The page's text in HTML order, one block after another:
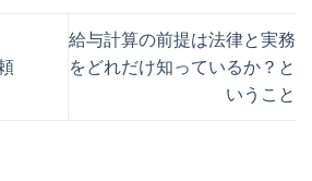
給与計算の前提は法律と実務
をどれだけ知っているか？と
いうこと